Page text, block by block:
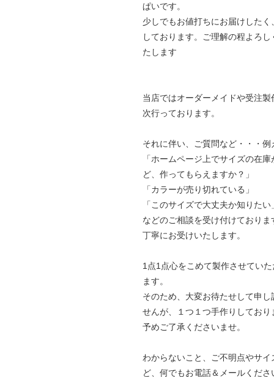
ぱいです。
少しでもお値打ちにお届けしたく
しております。ご理解の程よろし
たします
当店ではオーダーメイドや受注製
次行っております。
それに伴い、ご質問など・・・例
「ホームページ上でサイズの在
ど、作ってもらえますか？」
「カラーが売り切れている」
「このサイズで大丈夫か知りたい
などのご相談を受け付けておりま
丁寧にお受けいたします。
1点1点心をこめて製作させてい
ます。
そのため、大変お待たせして申し
せんが、１つ１つ手作りしており
予めご了承くださいませ。
わからないこと、ご不明点やサイ
ど、何でもお電話＆メールくださ